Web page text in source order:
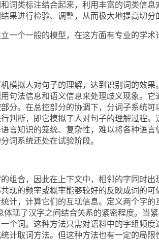
词类标注结合起来，利用丰富的词类信
果进行检验、调整，从而极大地提高切分
个一般的模型，在这方面有专业的学术
拟人对句子的理解，达到识别词的效果
句法信息和语义信息来处理歧义现象。它
分。在总控部分的协调下，分词子系统可
判断，即它模拟了人对句子的理解过程。
言知识的笼统、复杂性，难以将各种语
词系统还处在试验阶段。
合，因此在上下文中，相邻的字同时出
现的频率或概率能够较好的反映成词的可
计，计算它们的互现信息。定义两个字的
现了汉字之间结合关系的紧密程度。当
个词。这种方法只需对语料中的字组频度
计取词方法。但这种方法也有一定的局限